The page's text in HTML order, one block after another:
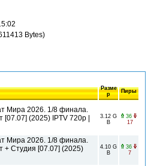
Bytes)
Разме
р
Пиры
Мира 2026. 1/8 финала.
[07.07] (2025) IPTV 720p |
3.12 G
B
36
17
Мира 2026. 1/8 финала.
+ Студия [07.07] (2025)
4.10 G
B
36
7